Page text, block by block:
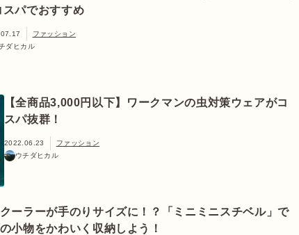
スパでおすすめ
ファッション
ダヒカル
【全商品3,000円以下】ワークマンの虫対策ウェアがコ
スパ抜群！
2022.06.23
ファッション
ウチダヒカル
ーラーが手のりサイズに！？「ミニミニスチベル」で
小物をかわいく収納しよう！